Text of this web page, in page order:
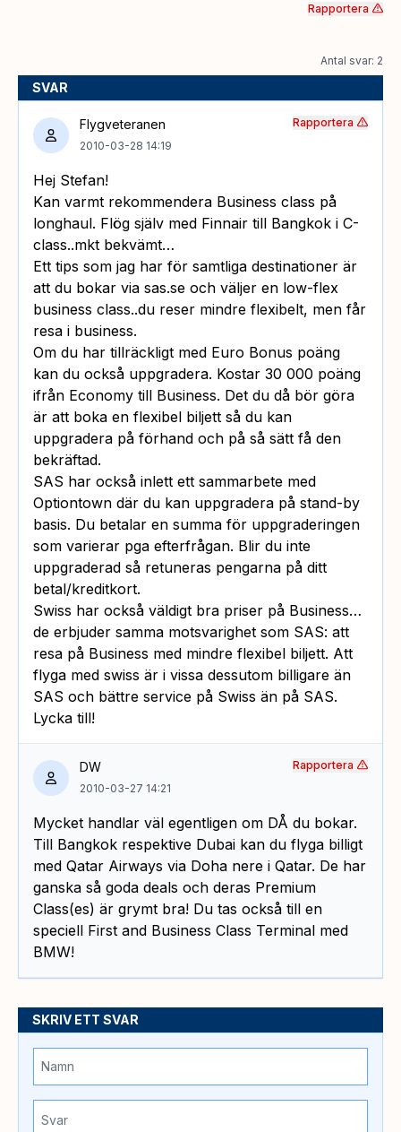
Rapportera
Antal svar: 2
SVAR
Flygveteranen
2010-03-28 14:19
Hej Stefan!
Kan varmt rekommendera Business class på
longhaul. Flög själv med Finnair till Bangkok i C-
class..mkt bekvämt…
Ett tips som jag har för samtliga destinationer är
att du bokar via sas.se och väljer en low-flex
business class..du reser mindre flexibelt, men får
resa i business.
Om du har tillräckligt med Euro Bonus poäng
kan du också uppgradera. Kostar 30 000 poäng
ifrån Economy till Business. Det du då bör göra
är att boka en flexibel biljett så du kan
uppgradera på förhand och på så sätt få den
bekräftad.
SAS har också inlett ett sammarbete med
Optiontown där du kan uppgradera på stand-by
basis. Du betalar en summa för uppgraderingen
som varierar pga efterfrågan. Blir du inte
uppgraderad så retuneras pengarna på ditt
betal/kreditkort.
Swiss har också väldigt bra priser på Business…
de erbjuder samma motsvarighet som SAS: att
resa på Business med mindre flexibel biljett. Att
flyga med swiss är i vissa dessutom billigare än
SAS och bättre service på Swiss än på SAS.
Lycka till!
Rapportera
DW
2010-03-27 14:21
Mycket handlar väl egentligen om DÅ du bokar.
Till Bangkok respektive Dubai kan du flyga billigt
med Qatar Airways via Doha nere i Qatar. De har
ganska så goda deals och deras Premium
Class(es) är grymt bra! Du tas också till en
speciell First and Business Class Terminal med
BMW!
Rapportera
SKRIV ETT SVAR